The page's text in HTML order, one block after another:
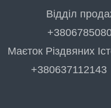
Відділ
Маєток Різдвяних
+380637112143